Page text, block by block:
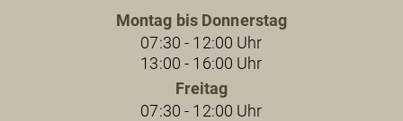
Montag bis Donnerstag
07:30 - 12:00 Uhr
13:00 - 16:00 Uhr
Freitag
07:30 - 12:00 Uhr